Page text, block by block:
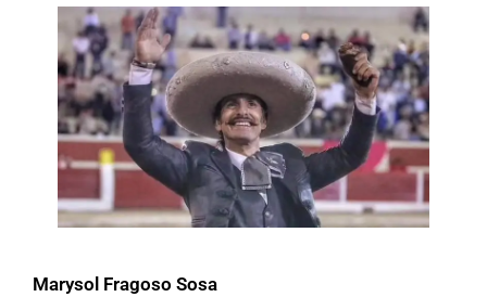
Marysol Fragoso Sosa